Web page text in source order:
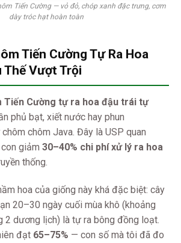
Tiến Cường — vỏ đỏ, chóp xanh đặc trưng, cơm
dày tróc hạt hoàn toàn
Tiến Cường Tự Ra Hoa
Vượt Trội
Tiến Cường tự ra hoa đậu trái tự
phủ bạt, xiết nước hay phun
chôm Java. Đây là USP quan
giảm 30–40% chi phí xử lý ra hoa
thống.
hoa của giống này khá đặc biệt: cây
20–30 ngày cuối mùa khô (khoảng
2 dương lịch) là tự ra bông đồng loạt.
đạt 65–75% — con số mà tôi đã đo